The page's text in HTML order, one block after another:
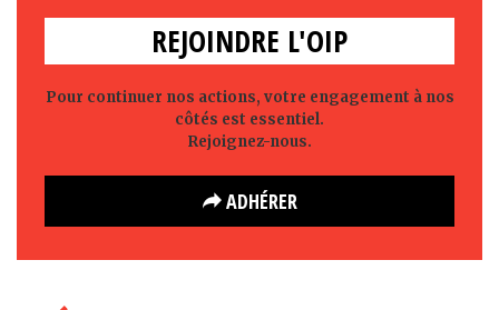
REJOINDRE L'OIP
Pour continuer nos actions, votre engagement à nos
côtés est essentiel.
Rejoignez-nous.
ADHÉRER